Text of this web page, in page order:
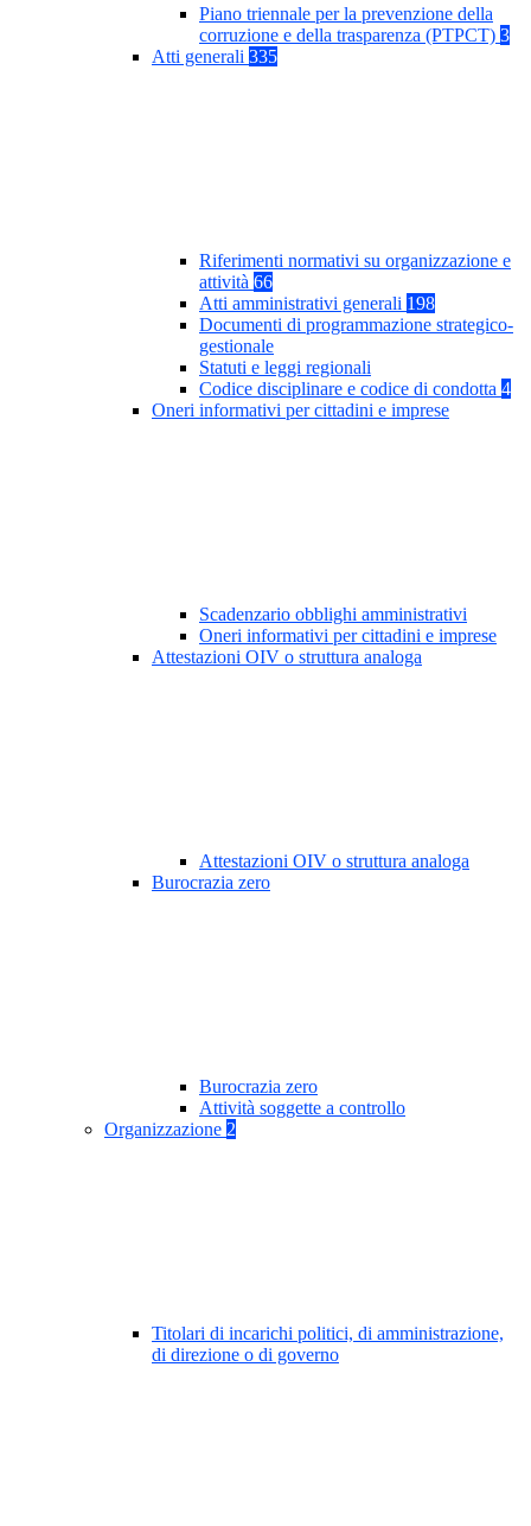
Piano triennale per la prevenzione della
corruzione e della trasparenza (PTPCT) 3
Atti generali 335
Riferimenti normativi su organizzazione e
attività 66
Atti amministrativi generali 198
Documenti di programmazione strategico-
gestionale
Statuti e leggi regionali
Codice disciplinare e codice di condotta 4
Oneri informativi per cittadini e imprese
Scadenzario obblighi amministrativi
Oneri informativi per cittadini e imprese
Attestazioni OIV o struttura analoga
Attestazioni OIV o struttura analoga
Burocrazia zero
Burocrazia zero
Attività soggette a controllo
Organizzazione 2
Titolari di incarichi politici, di amministrazione,
di direzione o di governo